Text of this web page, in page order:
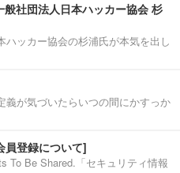
般社団法人日本ハッカー協会 杉
ハッカー協会の杉浦氏が本気を出し
義が気づいたらいつの間にかすっか
員登録について]
To Be Shared.「セキュリティ情報